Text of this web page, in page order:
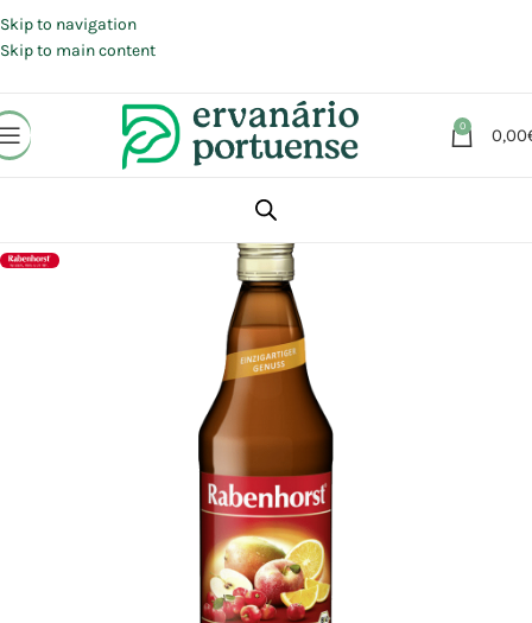
Skip to navigation
Skip to main content
0 0,00
Alimentação